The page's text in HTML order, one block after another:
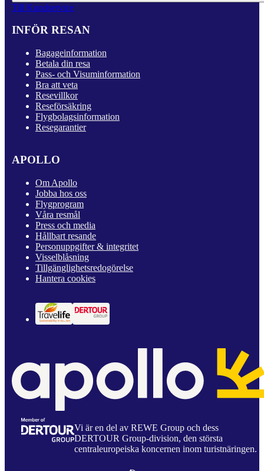
Till Kundservice
INFÖR RESAN
Bagageinformation
Betala din resa
Pass- och Visuminformation
Bra att veta
Resevillkor
Reseförsäkring
Flygbolagsinformation
Resegarantier
APOLLO
Om Apollo
Jobba hos oss
Flygprogram
Våra resmål
Press och media
Hållbart resande
Personuppgifter & integritet
Visselblåsning
Tillgänglighetsredogörelse
Hantera cookies
Vi är en del av REWE Group och dess
DERTOUR Group-division, den största
centraleuropeiska koncernen inom turistnäringen.